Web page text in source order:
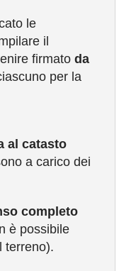
le
il
firmato da
per la
al catasto
a carico dei
completo
è possibile
terreno).